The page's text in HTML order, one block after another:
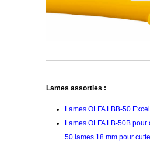
Lames assorties :
Lames OLFA LBB-50
Lames OLFA LB-50B pour
50 lames 18 mm pour